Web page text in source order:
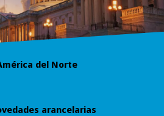
del Norte
arancelarias